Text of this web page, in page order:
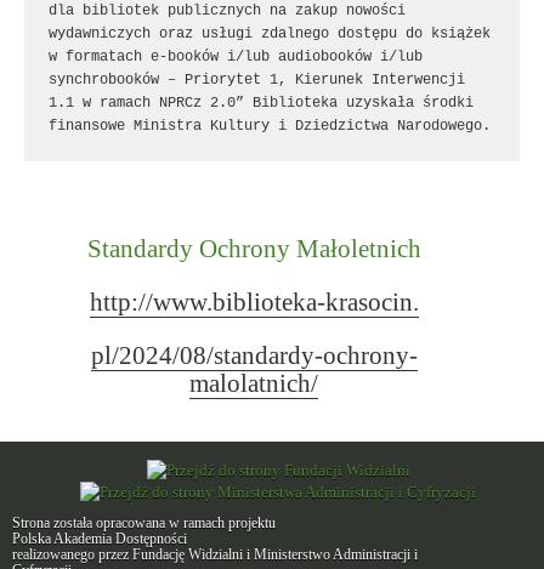
dla bibliotek publicznych na zakup nowości
wydawniczych oraz usługi zdalnego dostępu do książek
w formatach e-booków i/lub audiobooków i/lub
synchrobooków – Priorytet 1, Kierunek Interwencji
1.1 w ramach NPRCz 2.0” Biblioteka uzyskała środki
finansowe Ministra Kultury i Dziedzictwa Narodowego.
Standardy Ochrony Małoletnich
http://www.biblioteka-krasocin.
pl/2024/08/standardy-ochrony-
malolatnich/
Strona została opracowana w ramach projektu
Polska Akademia Dostępności
realizowanego przez Fundację Widzialni i Ministerstwo Administracji i